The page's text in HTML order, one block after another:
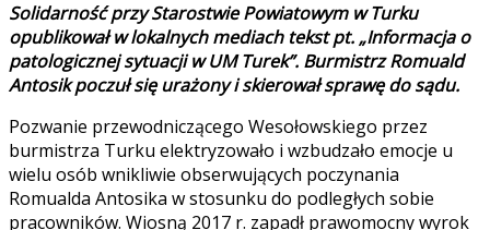
Solidarność przy Starostwie Powiatowym w Turku
opublikował w lokalnych mediach tekst pt. „Informacja o
patologicznej sytuacji w UM Turek”. Burmistrz Romuald
Antosik poczuł się urażony i skierował sprawę do sądu.
Pozwanie przewodniczącego Wesołowskiego przez
burmistrza Turku elektryzowało i wzbudzało emocje u
wielu osób wnikliwie obserwujących poczynania
Romualda Antosika w stosunku do podległych sobie
pracowników. Wiosną 2017 r. zapadł prawomocny wyrok